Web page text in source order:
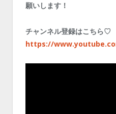
願いします！
チャンネル登録はこちら♡
https://